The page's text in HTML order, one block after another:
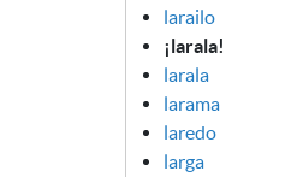
larailo
¡larala!
larala
larama
laredo
larga